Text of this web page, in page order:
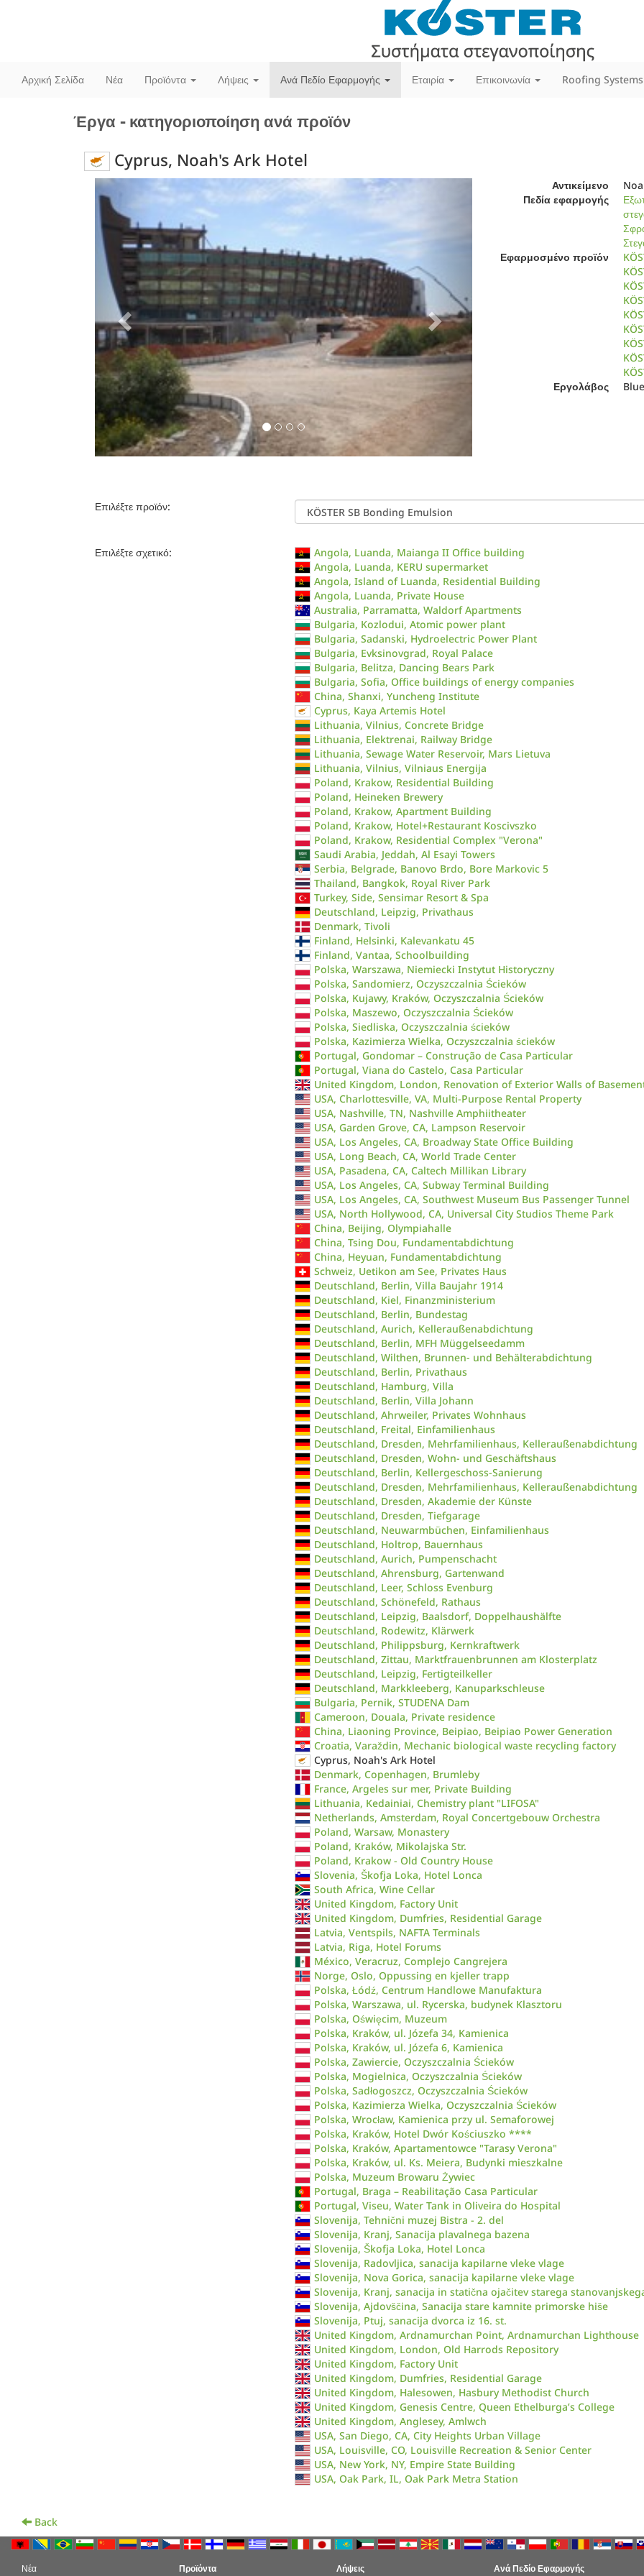
Αρχική Σελίδα Νέα Προϊόντα Λήψεις Ανά Πεδίο Εφαρμογής Εταιρία Επικοινωνία Roofing Systems
Έργα - κατηγοριοποίηση ανά προϊόν
Cyprus, Noah's Ark Hotel
Previous Αντικείμενο
Πεδία εφαρμογής
Εφαρμοσμένο προϊόν
Εργολάβος
Επιλέξτε προϊόν:
Επιλέξτε σχετικό:
Angola, Luanda, Maianga II Office building
Angola, Luanda, KERU supermarket
Angola, Island of Luanda, Residential Building
Angola, Luanda, Private House
Australia, Parramatta, Waldorf Apartments
Bulgaria, Kozlodui, Atomic power plant
Bulgaria, Sadanski, Hydroelectric Power Plant
Bulgaria, Evksinovgrad, Royal Palace
Bulgaria, Belitza, Dancing Bears Park
Bulgaria, Sofia, Office buildings of energy companies
China, Shanxi, Yuncheng Institute
Cyprus, Kaya Artemis Hotel
Lithuania, Vilnius, Concrete Bridge
Lithuania, Elektrenai, Railway Bridge
Lithuania, Sewage Water Reservoir, Mars Lietuva
Lithuania, Vilnius, Vilniaus Energija
Poland, Krakow, Residential Building
Poland, Heineken Brewery
Poland, Krakow, Apartment Building
Poland, Krakow, Hotel+Restaurant Koscivszko
Poland, Krakow, Residential Complex "Verona"
Saudi Arabia, Jeddah, Al Esayi Towers
Serbia, Belgrade, Banovo Brdo, Bore Markovic 5
Thailand, Bangkok, Royal River Park
Turkey, Side, Sensimar Resort & Spa
Deutschland, Leipzig, Privathaus
Denmark, Tivoli
Finland, Helsinki, Kalevankatu 45
Finland, Vantaa, Schoolbuilding
Polska, Warszawa, Niemiecki Instytut Historyczny
Polska, Sandomierz, Oczyszczalnia Ścieków
Polska, Kujawy, Kraków, Oczyszczalnia Ścieków
Polska, Maszewo, Oczyszczalnia Ścieków
Polska, Siedliska, Oczyszczalnia ścieków
Polska, Kazimierza Wielka, Oczyszczalnia ścieków
Portugal, Gondomar – Construção de Casa Particular
Portugal, Viana do Castelo, Casa Particular
United Kingdom, London, Renovation of Exterior Walls of
USA, Charlottesville, VA, Multi-Purpose Rental Property
USA, Nashville, TN, Nashville Amphiitheater
USA, Garden Grove, CA, Lampson Reservoir
USA, Los Angeles, CA, Broadway State Office Building
USA, Long Beach, CA, World Trade Center
USA, Pasadena, CA, Caltech Millikan Library
USA, Los Angeles, CA, Subway Terminal Building
USA, Los Angeles, CA, Southwest Museum Bus Passenger Tunnel
USA, North Hollywood, CA, Universal City Studios Theme Park
China, Beijing, Olympiahalle
China, Tsing Dou, Fundamentabdichtung
China, Heyuan, Fundamentabdichtung
Schweiz, Uetikon am See, Privates Haus
Deutschland, Berlin, Villa Baujahr 1914
Deutschland, Kiel, Finanzministerium
Deutschland, Berlin, Bundestag
Deutschland, Aurich, Kelleraußenabdichtung
Deutschland, Berlin, MFH Müggelseedamm
Deutschland, Wilthen, Brunnen- und Behälterabdichtung
Deutschland, Berlin, Privathaus
Deutschland, Hamburg, Villa
Deutschland, Berlin, Villa Johann
Deutschland, Ahrweiler, Privates Wohnhaus
Deutschland, Freital, Einfamilienhaus
Deutschland, Dresden, Mehrfamilienhaus, Kelleraußenabdichtung
Deutschland, Dresden, Wohn- und Geschäftshaus
Deutschland, Berlin, Kellergeschoss-Sanierung
Deutschland, Dresden, Mehrfamilienhaus, Kelleraußenabdichtung
Deutschland, Dresden, Akademie der Künste
Deutschland, Dresden, Tiefgarage
Deutschland, Neuwarmbüchen, Einfamilienhaus
Deutschland, Holtrop, Bauernhaus
Deutschland, Aurich, Pumpenschacht
Deutschland, Ahrensburg, Gartenwand
Deutschland, Leer, Schloss Evenburg
Deutschland, Schönefeld, Rathaus
Deutschland, Leipzig, Baalsdorf, Doppelhaushälfte
Deutschland, Rodewitz, Klärwerk
Deutschland, Philippsburg, Kernkraftwerk
Deutschland, Zittau, Marktfrauenbrunnen am Klosterplatz
Deutschland, Leipzig, Fertigteilkeller
Deutschland, Markkleeberg, Kanuparkschleuse
Bulgaria, Pernik, STUDENA Dam
Cameroon, Douala, Private residence
China, Liaoning Province, Beipiao, Beipiao Power Generation
Croatia, Varaždin, Mechanic biological waste recycling factory
Cyprus, Noah's Ark Hotel
Denmark, Copenhagen, Brumleby
France, Argeles sur mer, Private Building
Lithuania, Kedainiai, Chemistry plant "LIFOSA"
Netherlands, Amsterdam, Royal Concertgebouw Orchestra
Poland, Warsaw, Monastery
Poland, Kraków, Mikolajska Str.
Poland, Krakow - Old Country House
Slovenia, Škofja Loka, Hotel Lonca
South Africa, Wine Cellar
United Kingdom, Factory Unit
United Kingdom, Dumfries, Residential Garage
Latvia, Ventspils, NAFTA Terminals
Latvia, Riga, Hotel Forums
México, Veracruz, Complejo Cangrejera
Norge, Oslo, Oppussing en kjeller trapp
Polska, Łódź, Centrum Handlowe Manufaktura
Polska, Warszawa, ul. Rycerska, budynek Klasztoru
Polska, Oświęcim, Muzeum
Polska, Kraków, ul. Józefa 34, Kamienica
Polska, Kraków, ul. Józefa 6, Kamienica
Polska, Zawiercie, Oczyszczalnia Ścieków
Polska, Mogielnica, Oczyszczalnia Ścieków
Polska, Sadłogoszcz, Oczyszczalnia Ścieków
Polska, Kazimierza Wielka, Oczyszczalnia Ścieków
Polska, Wrocław, Kamienica przy ul. Semaforowej
Polska, Kraków, Hotel Dwór Kościuszko ****
Polska, Kraków, Apartamentowce "Tarasy Verona"
Polska, Kraków, ul. Ks. Meiera, Budynki mieszkalne
Polska, Muzeum Browaru Żywiec
Portugal, Braga – Reabilitação Casa Particular
Portugal, Viseu, Water Tank in Oliveira do Hospital
Slovenija, Tehnični muzej Bistra - 2. del
Slovenija, Kranj, Sanacija plavalnega bazena
Slovenija, Škofja Loka, Hotel Lonca
Slovenija, Radovljica, sanacija kapilarne vleke vlage
Slovenija, Nova Gorica, sanacija kapilarne vleke vlage
Slovenija, Kranj, sanacija in statična ojačitev starega
Slovenija, Ajdovščina, Sanacija stare kamnite primorske hiše
Slovenija, Ptuj, sanacija dvorca iz 16. st.
United Kingdom, Ardnamurchan Point, Ardnamurchan Lighthouse
United Kingdom, London, Old Harrods Repository
United Kingdom, Factory Unit
United Kingdom, Dumfries, Residential Garage
United Kingdom, Halesowen, Hasbury Methodist Church
United Kingdom, Genesis Centre, Queen Ethelburga’s College
United Kingdom, Anglesey, Amlwch
USA, San Diego, CA, City Heights Urban Village
USA, Louisville, CO, Louisville Recreation & Senior Center
USA, New York, NY, Empire State Building
USA, Oak Park, IL, Oak Park Metra Station
Back
Νέα
Προϊόντα
Λήψεις
Ανά Πεδίο Εφαρμογής